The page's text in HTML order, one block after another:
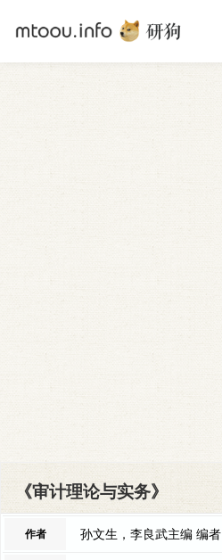
《审计理论与实务》
作者 孙文生，李良武主编 编者